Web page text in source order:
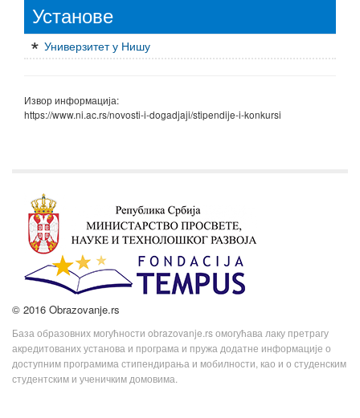
Установе
Универзитет у Нишу
Извор информација:
https://www.ni.ac.rs/novosti-i-dogadjaji/stipendije-i-konkursi
© 2016 Obrazovanje.rs
База образовних могућности obrazovanje.rs омогућава лаку претрагу
акредитованих установа и програма и пружа додатне информације о
доступним програмима стипендирања и мобилности, као и о студенским
студентским и ученичким домовима.